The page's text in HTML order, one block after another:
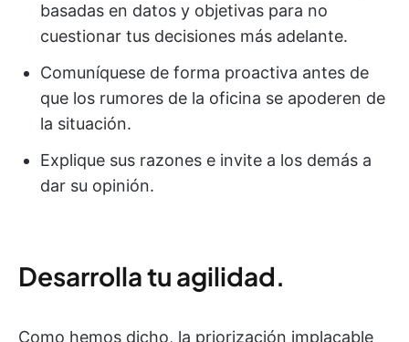
basadas en datos y objetivas para no
cuestionar tus decisiones más adelante.
Comuníquese de forma proactiva antes de
que los rumores de la oficina se apoderen de
la situación.
Explique sus razones e invite a los demás a
dar su opinión.
Desarrolla tu agilidad.
Como hemos dicho, la priorización implacable